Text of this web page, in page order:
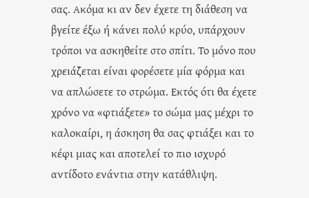
σας. Ακόμα κι αν δεν έχετε τη διάθεση να
βγείτε έξω ή κάνει πολύ κρύο, υπάρχουν
τρόποι να ασκηθείτε στο σπίτι. Το μόνο που
χρειάζεται είναι φορέσετε μία φόρμα και
να απλώσετε το στρώμα. Εκτός ότι θα έχετε
χρόνο να «φτιάξετε» το σώμα μας μέχρι το
καλοκαίρι, η άσκηση θα σας φτιάξει και το
κέφι μιας και αποτελεί το πιο ισχυρό
αντίδοτο ενάντια στην κατάθλιψη.